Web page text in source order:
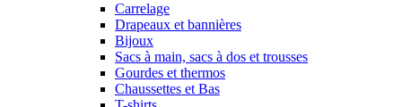
Carrelage
Drapeaux et bannières
Bijoux
Sacs à main, sacs à dos et trousses
Gourdes et thermos
Chaussettes et Bas